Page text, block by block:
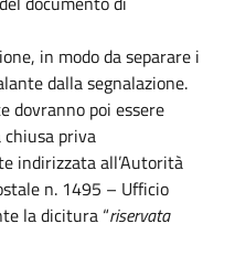
in modo da separare i
dalla segnalazione.
dovranno poi essere
priva
indirizzata all’Autorità
n. 1495 – Ufficio
la dicitura “riservata